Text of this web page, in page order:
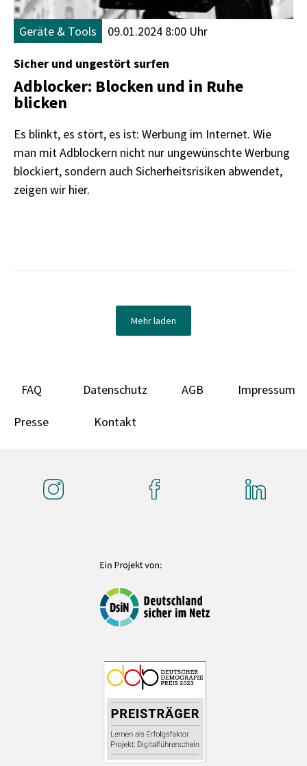
Geräte & Tools 09.01.2024 8:00 Uhr
Sicher und ungestört surfen
Adblocker: Blocken und in Ruhe
blicken
Es blinkt, es stört, es ist: Werbung im Internet. Wie
man mit Adblockern nicht nur ungewünschte Werbung
blockiert, sondern auch Sicherheitsrisiken abwendet,
zeigen wir hier.
Mehr laden
FAQ Datenschutz AGB Impressum
Presse Kontakt